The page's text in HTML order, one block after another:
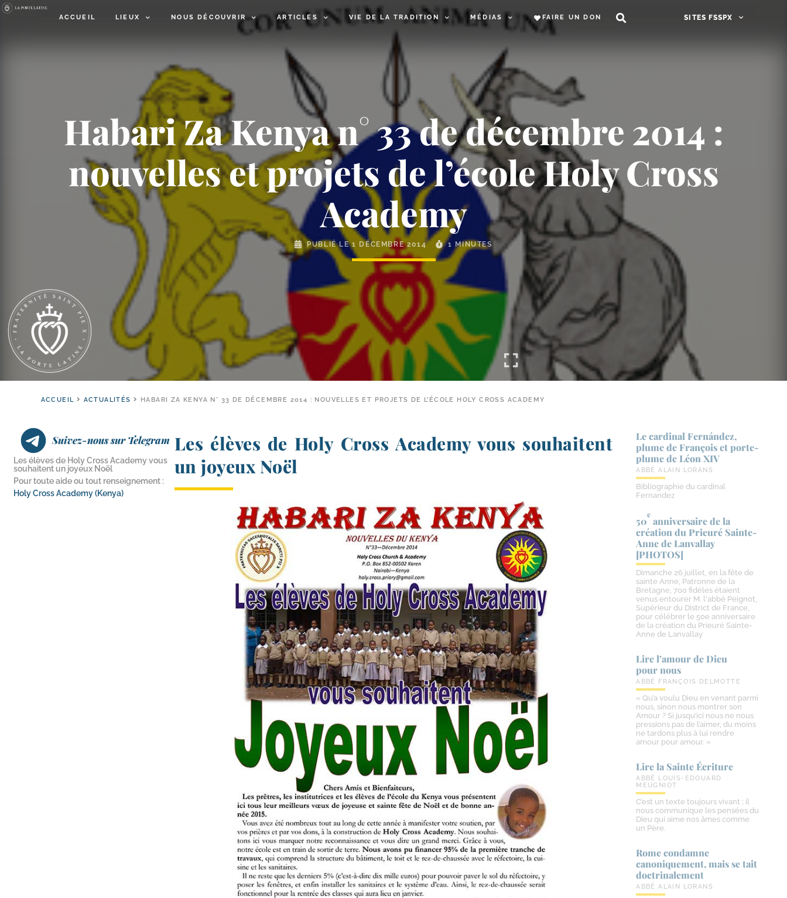
ACCUEIL LIEUX NOUS DÉCOUVRIR ARTICLES VIE DE LA TRADITION MÉDIAS FAIRE UN DON SITES FSSPX
Habari Za Kenya n° 33 de décembre 2014 :
nouvelles et projets de l’école Holy Cross
Academy
PUBLIÉ LE1 DÉCEMBRE 2014 1 MINUTES
ACCUEIL ACTUALITÉS HABARI ZA KENYA N° 33 DE DÉCEMBRE 2014 : NOUVELLES ET PROJETS DE L’ÉCOLE HOLY CROSS ACADEMY
Suivez-nous sur Telegram
Les élèves de Holy Cross Academy vous
souhaitent un joyeux Noël
Pour toute aide ou tout renseignement :
Holy Cross Academy (Kenya)
Les élèves de Holy Cross Academy vous souhaitent
un joyeux Noël
Le cardinal Fernández,
plume de François et porte-​
plume de Léon XIV
ABBÉ ALAIN LORANS
Bibliographie du cardinal
Fernandez
50
e
anniversaire de la
création du Prieuré Sainte-​
Anne de Lanvallay
[PHOTOS]
Dimanche 26 juillet, en la fête de
sainte Anne, Patronne de la
Bretagne, 700 fidèles étaient
venus entourer M. l'abbé Peignot,
Supérieur du District de France,
pour célébrer le 50e anniversaire
de la création du Prieuré Sainte-
Anne de Lanvallay
Lire l’amour de Dieu
pour nous
ABBÉ FRANÇOIS DELMOTTE
« Qu’a voulu Dieu en venant parmi
nous, sinon nous montrer son
Amour ? Si jusqu’ici nous ne nous
pressions pas de l’aimer, du moins
ne tardons plus à lui rendre
amour pour amour. »
Lire la Sainte Écriture
ABBÉ LOUIS-EDOUARD
MEUGNIOT
C’est un texte toujours vivant ; il
nous communique les pensées du
Dieu qui aime nos âmes comme
un Père.
Rome condamne
canoniquement, mais se tait
doctrinalement
ABBÉ ALAIN LORANS